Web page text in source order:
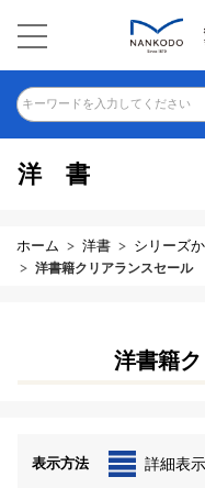
キーワードを入力してください
洋書
ホーム 洋書 シリーズ
洋書籍クリアランスセール
洋書籍
表示方法 詳細表示